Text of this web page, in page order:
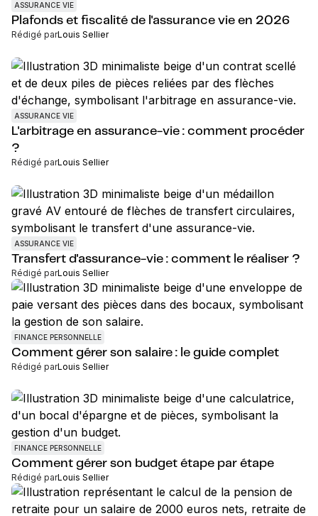
ASSURANCE VIE
Plafonds et fiscalité de l'assurance vie en 2026
Rédigé parLouis Sellier
ASSURANCE VIE
L'arbitrage en assurance-vie : comment procéder
?
Rédigé parLouis Sellier
ASSURANCE VIE
Transfert d'assurance-vie : comment le réaliser ?
Rédigé parLouis Sellier
FINANCE PERSONNELLE
Comment gérer son salaire : le guide complet
Rédigé parLouis Sellier
FINANCE PERSONNELLE
Comment gérer son budget étape par étape
Rédigé parLouis Sellier